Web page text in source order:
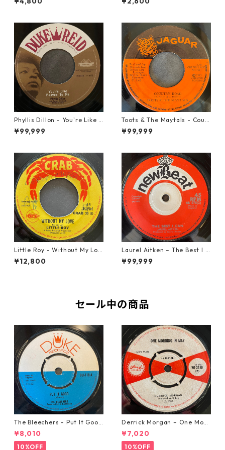
Phyllis Dillon - You're Like H
eaven To Me【7-21913】
¥99,999
Toots & The Maytals - Coun
try Road【7-21951】
¥99,999
Little Roy - Without My Lov
e【7-21990】
¥12,800
Laurel Aitken ‎– The Best I C
an【7-22012】
¥99,999
セール中の商品
The Bleechers - Put It Good
【7-21637】
¥8,010
10%OFF
Derrick Morgan – One Morn
ing In May【7-21653】
¥7,020
10%OFF